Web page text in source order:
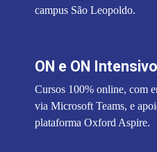
campus São Leopoldo.
ON e ON Intensivo
Cursos 100% online, com
via Microsoft Teams, e
plataforma Oxford Aspire.